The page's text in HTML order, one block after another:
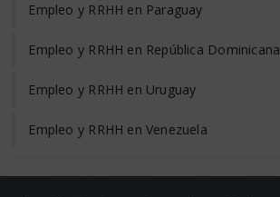
Empleo y RRHH en Paraguay
Empleo y RRHH en República Dominicana
Empleo y RRHH en Uruguay
Empleo y RRHH en Venezuela